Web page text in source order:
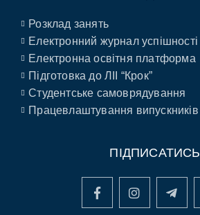
Розклад занять
Електронний журнал успішності
Електронна освітня платформа
Підготовка до ЛІІ “Крок”
Студентське самоврядування
Працевлаштування випускників
ПІДПИСАТИСЬ